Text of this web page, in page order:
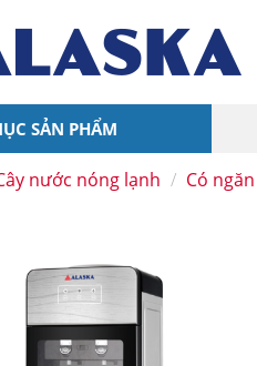
SẢN PHẨM
nước nóng lạnh / Có